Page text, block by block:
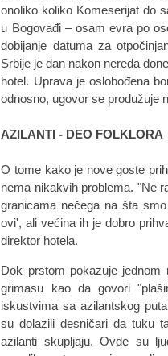
onoliko koliko Komeserijat do
u Bogovađi – osam evra po
dobijanje datuma za
Srbije je dan nakon nereda
hotel. Uprava je oslobođena
odnosno, ugovor se produžuje
AZILANTI - DEO FOLKLORA
O tome kako je nove goste
nema nikakvih problema. "Ne
granicama nečega na šta
ovi', ali većina ih je dobro
direktor hotela.
Dok prstom pokazuje
grimasu kao da govori
iskustvima sa azilantskog
su dolazili desničari da tuku
azilanti skupljaju. Ovde su